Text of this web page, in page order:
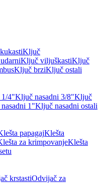
Ključ
Ključ viljuškastiKljuč
Ključ brziKljuč ostali
1/4"Ključ nasadni 3/8"Ključ
1"Ključ nasadni ostali
papagajKlešta
za krimpovanjeKlešta
krstastiOdvijač za